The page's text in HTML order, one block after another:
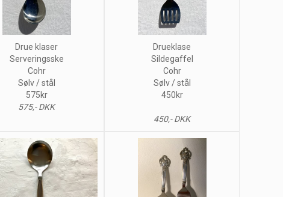
Drue klaser
Serveringsske
Cohr
Sølv / stål
575kr
575,- DKK
Drueklase
Sildegaffel
Cohr
Sølv / stål
450kr
450,- DKK